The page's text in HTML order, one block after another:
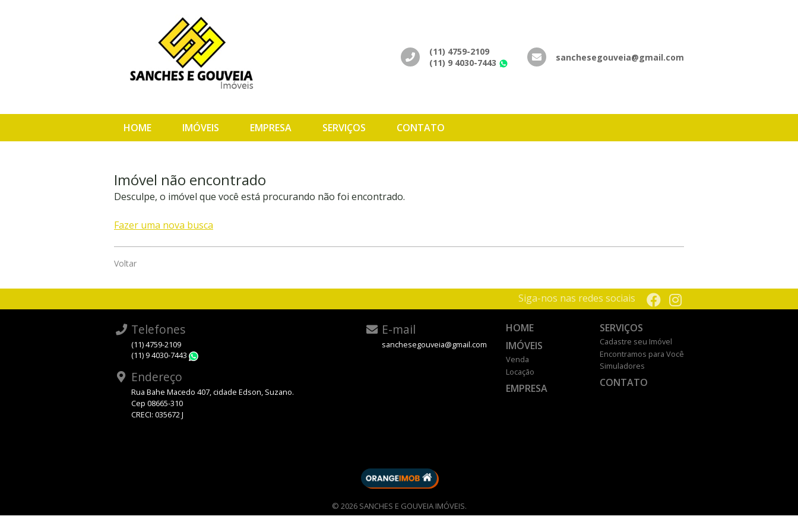
(11) 4759-2109
(11) 9 4030-7443
WhatsApp
sanchesegouveia@gmail.com
HOME IMÓVEIS EMPRESA SERVIÇOS CONTATO
Imóvel não encontrado
Desculpe, o imóvel que você está procurando não foi encontrado.
Fazer uma nova busca
Voltar
Siga-nos nas redes sociais
Telefones
(11) 4759-2109
(11) 9 4030-7443
E-mail
sanchesegouveia@gmail.com
Endereço
Rua Bahe Macedo 407, cidade Edson, Suzano.
Cep 08665-310
CRECI: 035672 J
HOME
IMÓVEIS
Venda
Locação
EMPRESA
SERVIÇOS
Cadastre seu Imóvel
Encontramos para Você
Simuladores
CONTATO
© 2026 SANCHES E GOUVEIA IMÓVEIS.